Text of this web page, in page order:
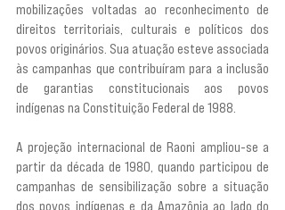
mobilizações voltadas ao reconhecimento de
direitos territoriais, culturais e políticos dos
povos originários. Sua atuação esteve associada
às campanhas que contribuíram para a inclusão
de garantias constitucionais aos povos
indígenas na Constituição Federal de 1988.
A projeção internacional de Raoni ampliou-se a
partir da década de 1980, quando participou de
campanhas de sensibilização sobre a situação
dos povos indígenas e da Amazônia ao lado do